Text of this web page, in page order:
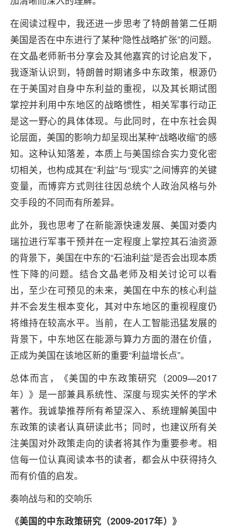
在阅读过程中，我还进一步思考了特朗普第二任期
美国是否在中东进行了某种“隐性战略扩张”的问题。
在文晶老师新书分享会及其他嘉宾的讨论启发下，
我逐渐认识到，特朗普时期诸多中东政策，根源仍
在于美国对自身中东利益的重视，以及其长期试图
掌控并利用中东地区的战略惯性，相关军事行动正
是这一野心的具体体现。与此同时，在中东社会舆
论层面，美国的影响力却呈现出某种“战略收缩”的感
知。这种认知落差，本质上与美国综合实力变化密
切相关，也构成其在“利益”与“现实”之间博弈的关键
变量，而博弈方式则往往因总统个人政治风格与外
交手段的不同而有所差异。
此外，我也思考了在新能源快速发展、美国对委内
瑞拉进行军事干预并在一定程度上掌控其石油资源
的背景下，美国在中东的“石油利益”是否会出现本质
性下降的问题。结合文晶老师及相关讨论可以看
出，至少在可预见的未来，美国在中东的核心利益
并不会发生根本变化，其对中东地区的重视程度仍
将维持在较高水平。当前，在人工智能迅猛发展的
背景下，中东地区在能源与算力方面的潜在价值，
正成为美国在该地区新的重要“利益增长点”。
总体而言，《美国的中东政策研究（2009—2017
年）》是一部兼具系统性、深度与现实关怀的学术
著作。我诚挚推荐所有希望深入、系统理解美国中
东政策的读者认真研读此书；同时，也建议所有关
注美国对外政策走向的读者将其作为重要参考。相
信每一位认真阅读本书的读者，都会从中获得持久
而有价值的启发。
奏响战与和的交响乐
《美国的中东政策研究（2009-2017年）》